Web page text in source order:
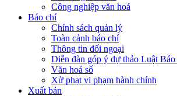
Công nghiệp văn hoá
Báo chí
Chính sách quản lý
Toàn cảnh báo chí
Thông tin đối ngoại
Diễn đàn góp ý dự thảo Luật
Văn hoá số
Xử phạt vi phạm hành chính
Xuất bản